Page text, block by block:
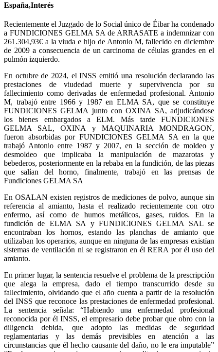
España,Interés
Recientemente el Juzgado de lo Social único de Éibar ha condenado
a FUNDICIONES GELMA SA de ARRASATE a indemnizar con
261.304,93€ a la viuda e hijo de Antonio M, fallecido en diciembre
de 2009 a consecuencia de un carcinoma de células grandes en el
pulmón izquierdo.
En octubre de 2024, el INSS emitió una resolución declarando las
prestaciones de viudedad muerte y supervivencia por su
fallecimiento como derivadas de enfermedad profesional. Antonio
M, trabajó entre 1966 y 1987 en ELMA SA, que se constituye
FUNDICIONES GELMA junto con OXINA SA, adjudicándose
los bienes embargados a ELM. Más tarde FUNDICIONES
GELMA SAL, OXINA y MAQUINARIA MONDRAGON,
fueron absorbidas por FUNDICIONES GELMA SA en la que
trabajó Antonio entre 1987 y 2007, en la sección de moldeo y
desmoldeo que implicaba la manipulación de mazarotas y
bebederos, posteriormente en la rebaba en la fundición, de las piezas
que salían del horno, finalmente, trabajó en las prensas de
Fundiciones GELMA SA
En OSALAN existen registros de mediciones de polvo, aunque sin
referencia al amianto, hasta el realizado recientemente con otro
enfermo, así como de humos metálicos, gases, ruidos. En la
fundición de ELMA SA y FUNDICIONES GELMA SAL se
encontraban los hornos, estando las planchas de amianto que
utilizaban los operarios, aunque en ninguna de las empresas existían
sistemas de ventilación ni se registraron en él RERA por él uso del
amianto.
En primer lugar, la sentencia resuelve el problema de la prescripción
que alega la empresa, dado el tiempo transcurrido desde su
fallecimiento, olvidando que el año cuenta a partir de la resolución
del INSS que reconoce las prestaciones de enfermedad profesional.
La sentencia señala: “Habiendo una enfermedad profesional
reconocida por él INSS, el empresario debe probar que obro con la
diligencia debida, que adopto las medidas de seguridad
reglamentarias y las demás previsibles en atención a las
circunstancias que él hecho causante del daño, no le era imputable”